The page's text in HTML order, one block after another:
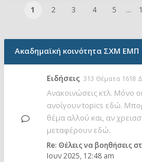
1 2 3 4 5 …
Ακαδημαϊκή κοινότητα ΣΧΜ ΕΜΠ
Ειδήσεις 313 Θέματα 1618
Ανακοινώσεις κτλ. Μόνο
ανοίγουν topics εδώ.
θέμα αλλού και, αν
μεταφέρουν εδώ.
Re: Θέλεις να βοηθήσεις
Ιουν 2025, 12:48 am